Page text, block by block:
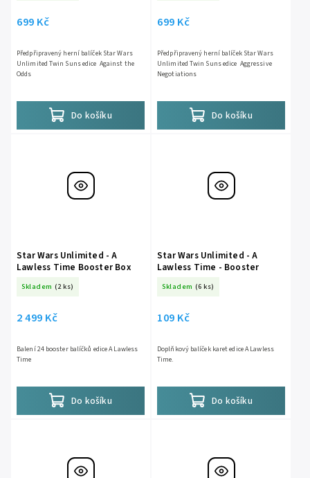
699 Kč
Do košíku
Předpřipravený herní balíček Star Wars
Unlimited Twin Suns edice Against the
Odds
699 Kč
Do košíku
Předpřipravený herní balíček Star Wars
Unlimited Twin Suns edice Aggressive
Negotiations
Star Wars Unlimited - A
Lawless Time Booster Box
Skladem (2 ks)
2 499 Kč
Do košíku
Balení 24 booster balíčků edice A Lawless
Time
Star Wars Unlimited - A
Lawless Time - Booster
Skladem (6 ks)
109 Kč
Do košíku
Doplňkový balíček karet edice A Lawless
Time.